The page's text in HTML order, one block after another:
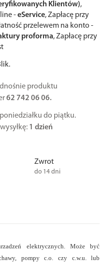
Klientów),
-eService, Zapłacę przy
przelewem na konto -
proforma, Zapłacę przy
produktu
62 742 06 06.
do piątku.
1 dzień
Zwrot
do 14 dni
elektrycznych. Może być
pompy c.o. czy c.w.u. lub